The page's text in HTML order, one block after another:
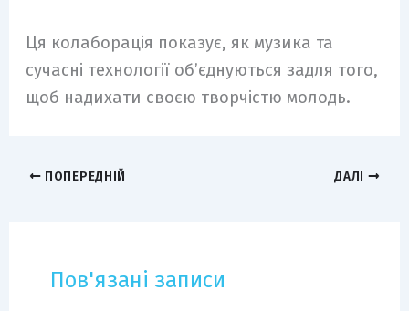
Ця колаборація показує, як музика та
сучасні технології об’єднуються задля того,
щоб надихати своєю творчістю молодь.
ПОПЕРЕДНІЙ ДАЛІ
Пов'язані записи